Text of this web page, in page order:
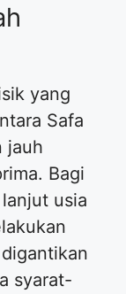
yang
Safa
jauh
Bagi
usia
syarat-